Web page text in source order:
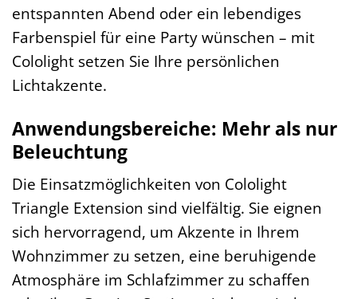
entspannten Abend oder ein lebendiges
Farbenspiel für eine Party wünschen – mit
Cololight setzen Sie Ihre persönlichen
Lichtakzente.
Anwendungsbereiche: Mehr als nur
Beleuchtung
Die Einsatzmöglichkeiten von Cololight
Triangle Extension sind vielfältig. Sie eignen
sich hervorragend, um Akzente in Ihrem
Wohnzimmer zu setzen, eine beruhigende
Atmosphäre im Schlafzimmer zu schaffen